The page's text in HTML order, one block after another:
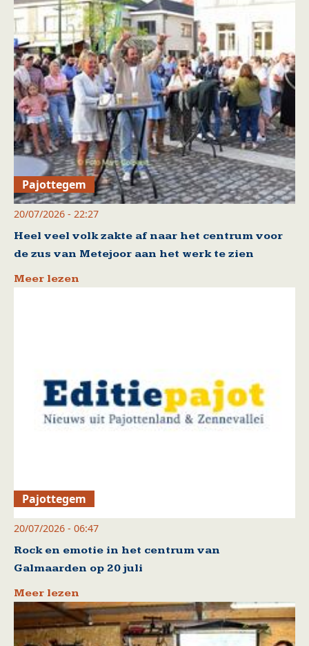
Pajottegem
20/07/2026 - 22:27
Heel veel volk zakte af naar het centrum voor
de zus van Metejoor aan het werk te zien
Meer lezen
Pajottegem
20/07/2026 - 06:47
Rock en emotie in het centrum van
Galmaarden op 20 juli
Meer lezen